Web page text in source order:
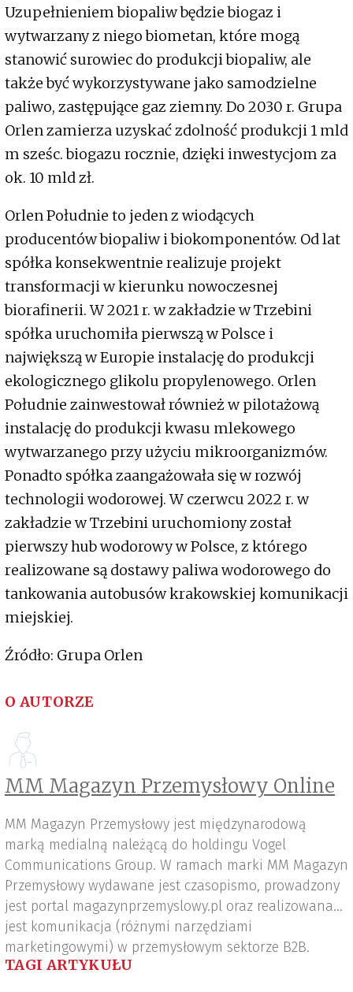
Uzupełnieniem biopaliw będzie biogaz i
wytwarzany z niego biometan, które mogą
stanowić surowiec do produkcji biopaliw, ale
także być wykorzystywane jako samodzielne
paliwo, zastępujące gaz ziemny. Do 2030 r. Grupa
Orlen zamierza uzyskać zdolność produkcji 1 mld
m sześc. biogazu rocznie, dzięki inwestycjom za
ok. 10 mld zł.
Orlen Południe to jeden z wiodących
producentów biopaliw i biokomponentów. Od lat
spółka konsekwentnie realizuje projekt
transformacji w kierunku nowoczesnej
biorafinerii. W 2021 r. w zakładzie w Trzebini
spółka uruchomiła pierwszą w Polsce i
największą w Europie instalację do produkcji
ekologicznego glikolu propylenowego. Orlen
Południe zainwestował również w pilotażową
instalację do produkcji kwasu mlekowego
wytwarzanego przy użyciu mikroorganizmów.
Ponadto spółka zaangażowała się w rozwój
technologii wodorowej. W czerwcu 2022 r. w
zakładzie w Trzebini uruchomiony został
pierwszy hub wodorowy w Polsce, z którego
realizowane są dostawy paliwa wodorowego do
tankowania autobusów krakowskiej komunikacji
miejskiej.
Źródło: Grupa Orlen
O AUTORZE
MM Magazyn Przemysłowy Online
MM Magazyn Przemysłowy jest międzynarodową
marką medialną należącą do holdingu Vogel
Communications Group. W ramach marki MM Magazyn
Przemysłowy wydawane jest czasopismo, prowadzony
jest portal magazynprzemyslowy.pl oraz realizowana
jest komunikacja (różnymi narzędziami
marketingowymi) w przemysłowym sektorze B2B.
TAGI ARTYKUŁU